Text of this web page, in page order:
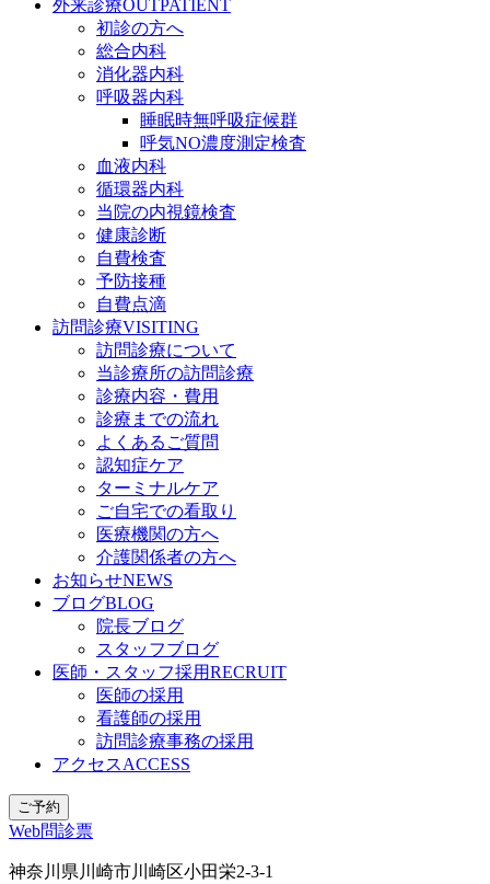
外来診療OUTPATIENT
初診の方へ
総合内科
消化器内科
呼吸器内科
睡眠時無呼吸症候群
呼気NO濃度測定検査
血液内科
循環器内科
当院の内視鏡検査
健康診断
自費検査
予防接種
自費点滴
訪問診療VISITING
訪問診療について
当診療所の訪問診療
診療内容・費用
診療までの流れ
よくあるご質問
認知症ケア
ターミナルケア
ご自宅での看取り
医療機関の方へ
介護関係者の方へ
お知らせNEWS
ブログBLOG
院長ブログ
スタッフブログ
医師・スタッフ採用RECRUIT
医師の採用
看護師の採用
訪問診療事務の採用
アクセスACCESS
ご予約
Web問診票
神奈川県川崎市川崎区小田栄2-3-1